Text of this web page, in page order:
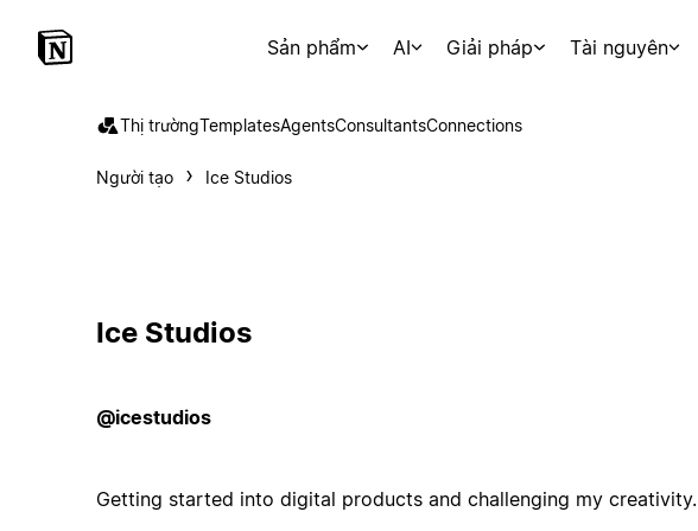
Sản phẩm AI Giải pháp Tài nguyên
Thị trườngTemplatesAgentsConsultantsConnections
Người tạo Ice Studios
Ice Studios
@icestudios
Getting started into digital products and challenging my creativity.